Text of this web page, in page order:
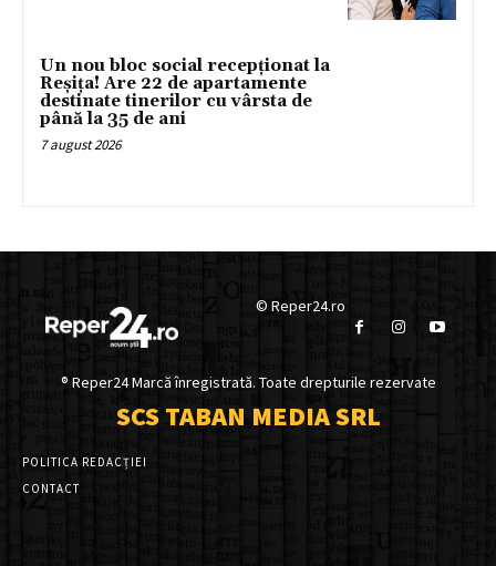
Un nou bloc social recepționat la
Reșița! Are 22 de apartamente
destinate tinerilor cu vârsta de
până la 35 de ani
7 august 2026
© Reper24.ro
® Reper24 Marcă înregistrată. Toate drepturile rezervate
SCS TABAN MEDIA SRL
POLITICA REDACȚIEI
CONTACT